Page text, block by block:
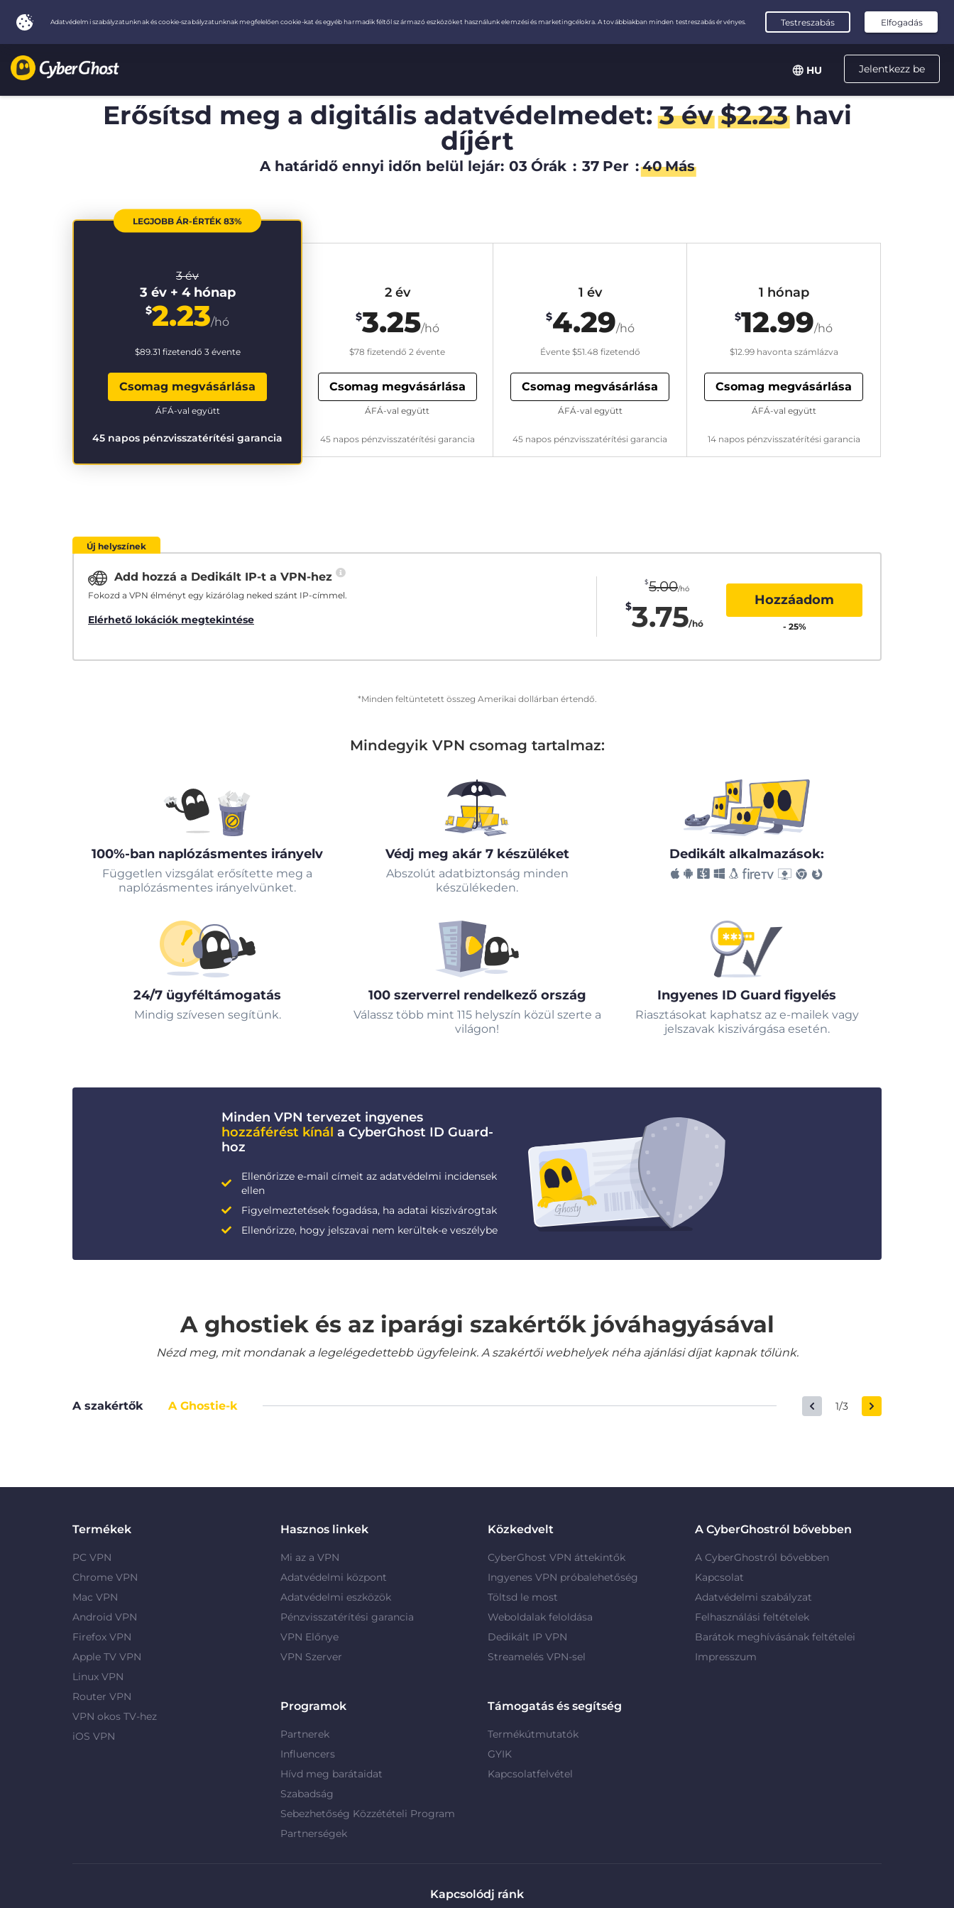
Jelentkezz be
HU
Erősítsd meg a digitális adatvédelmedet:3 év $2.23havi
díjért
A határidő ennyi időn belül lejár: 03 Órák : 37 Per : 39 Más
LEGJOBB ÁR-ÉRTÉK 83%
3 év
3 év + 4 hónap
$2.23/hó
$89.31 fizetendő 3 évente
Csomag megvásárlása
45 napos pénzvisszatérítési garancia
ÁFÁ-val együtt
2 év
$3.25/hó
$78 fizetendő 2 évente
Csomag megvásárlása
45 napos pénzvisszatérítési garancia
ÁFÁ-val együtt
1 év
$4.29/hó
Évente $51.48 fizetendő
Csomag megvásárlása
45 napos pénzvisszatérítési garancia
ÁFÁ-val együtt
1 hónap
$12.99/hó
$12.99havonta számlázva
Csomag megvásárlása
14 napos pénzvisszatérítési garancia
ÁFÁ-val együtt
Új helyszínek
Add hozzá a Dedikált IP-t a VPN-hez
Fokozd a VPN élményt egy kizárólag neked szánt IP-címmel.
Elérhető lokációk megtekintése
$5.00/hó
$3.75/hó
Hozzáadom
- 25%
*Minden feltüntetett összeg Amerikai dollárban értendő.
Mindegyik VPN csomag tartalmaz:
100%-ban naplózásmentes irányelv
Független vizsgálat erősítette meg a
naplózásmentes irányelvünket.
Védj meg akár 7 készüléket
Abszolút adatbiztonság minden
készülékeden.
Dedikált alkalmazások:
24/7 ügyféltámogatás
Mindig szívesen segítünk.
100 szerverrel rendelkező ország
Válassz több mint 115 helyszín közül szerte a
világon!
Ingyenes ID Guard figyelés
Riasztásokat kaphatsz az e-mailek vagy
jelszavak kiszivárgása esetén.
Minden VPN tervezet ingyenes
hozzáférést kínál a CyberGhost ID Guard-
hoz
Ellenőrizze e-mail címeit az adatvédelmi incidensek
ellen
Figyelmeztetések fogadása, ha adatai kiszivárogtak
Ellenőrizze, hogy jelszavai nem kerültek-e veszélybe
A ghostiek és az iparági szakértők jóváhagyásával
Nézd meg, mit mondanak a legelégedettebb ügyfeleink. A szakértői webhelyek néha ajánlási díjat kapnak tőlünk.
A szakértők A Ghostie-k 1/3
Termékek
PC VPN
Chrome VPN
Mac VPN
Android VPN
Firefox VPN
Apple TV VPN
Linux VPN
Router VPN
VPN okos TV-hez
iOS VPN
Hasznos linkek
Mi az a VPN
Adatvédelmi központ
Adatvédelmi eszközök
Pénzvisszatérítési garancia
VPN Előnye
VPN Szerver
Közkedvelt
CyberGhost VPN áttekintők
Ingyenes VPN próbalehetőség
Töltsd le most
Weboldalak feloldása
Dedikált IP VPN
Streamelés VPN-sel
A CyberGhostról bővebben
A CyberGhostról bővebben
Kapcsolat
Adatvédelmi szabályzat
Felhasználási feltételek
Barátok meghívásának feltételei
Impresszum
Programok
Partnerek
Influencers
Hívd meg barátaidat
Szabadság
Sebezhetőség Közzétételi Program
Partnerségek
Támogatás és segítség
Termékútmutatók
GYIK
Kapcsolatfelvétel
Kapcsolódj ránk